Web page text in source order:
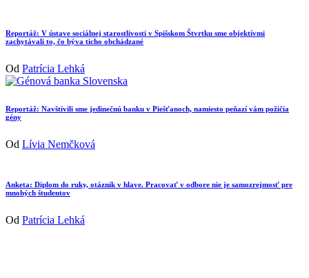
Reportáž: V ústave sociálnej starostlivosti v Spišskom Štvrtku sme objektívmi
zachytávali to, čo býva ticho obchádzané
Od Patrícia Lehká
Reportáž: Navštívili sme jedinečnú banku v Piešťanoch, namiesto peňazí vám požičia
gény
Od Lívia Nemčková
Anketa: Diplom do ruky, otáznik v hlave. Pracovať v odbore nie je samozrejmosť pre
mnohých študentov
Od Patrícia Lehká